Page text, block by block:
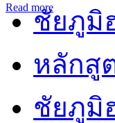
Read moreชัยภูมิ
หลักสู
ชัยภูมิ